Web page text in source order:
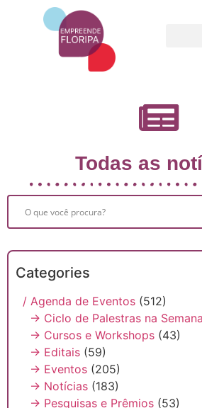
Todas as
Categories
/ Agenda de Eventos (512)
→ Ciclo de Palestras na
→ Cursos e Workshops (43)
→ Editais (59)
→ Eventos (205)
→ Notícias (183)
→ Pesquisas e Prêmios (53)